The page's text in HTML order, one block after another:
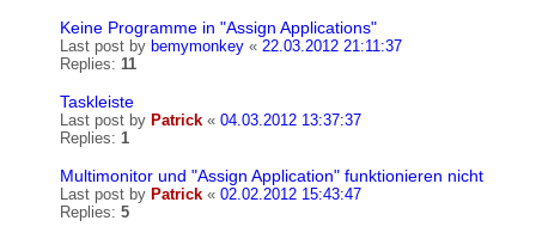
Keine Programme in "Assign Applications"
Last post by bemymonkey « 22.03.2012 21:11:37
Replies: 11
Taskleiste
Last post by Patrick « 04.03.2012 13:37:37
Replies: 1
Multimonitor und "Assign Application" funktionieren nicht
Last post by Patrick « 02.02.2012 15:43:47
Replies: 5